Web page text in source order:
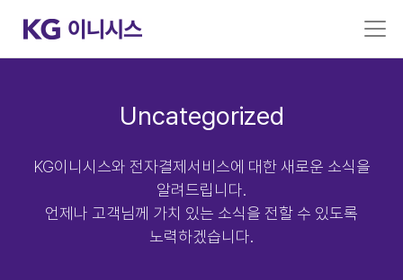
Uncategorized
KG이니시스와 전자결제서비스에 대한 새로운 소식을
알려드립니다.
언제나 고객님께 가치 있는 소식을 전할 수 있도록
노력하겠습니다.